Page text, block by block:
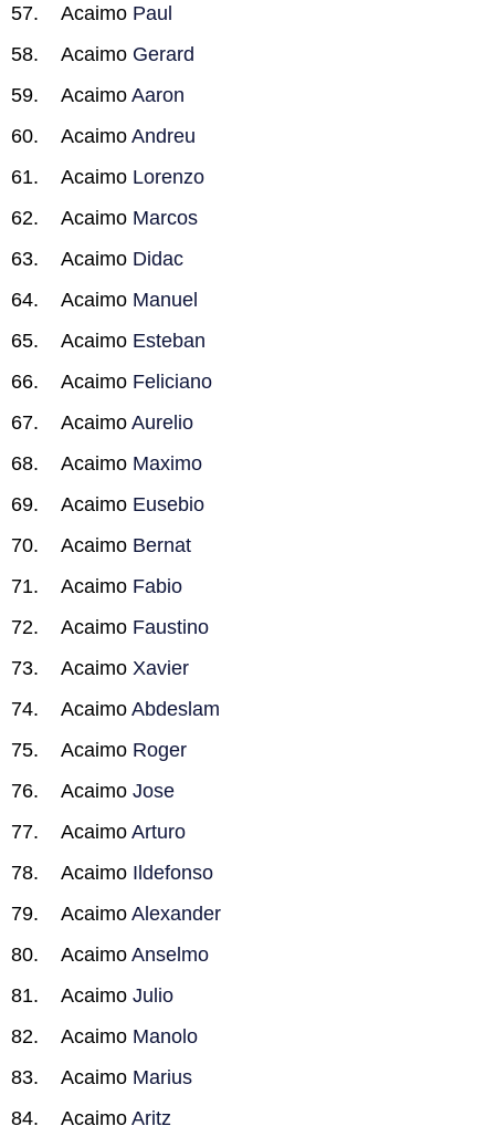
Acaimo Paul
Acaimo Gerard
Acaimo Aaron
Acaimo Andreu
Acaimo Lorenzo
Acaimo Marcos
Acaimo Didac
Acaimo Manuel
Acaimo Esteban
Acaimo Feliciano
Acaimo Aurelio
Acaimo Maximo
Acaimo Eusebio
Acaimo Bernat
Acaimo Fabio
Acaimo Faustino
Acaimo Xavier
Acaimo Abdeslam
Acaimo Roger
Acaimo Jose
Acaimo Arturo
Acaimo Ildefonso
Acaimo Alexander
Acaimo Anselmo
Acaimo Julio
Acaimo Manolo
Acaimo Marius
Acaimo Aritz